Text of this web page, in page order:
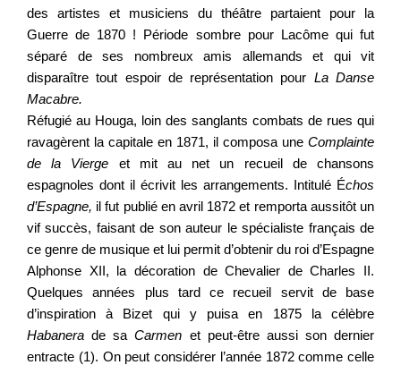
des artistes et musiciens du théâtre partaient pour la
Guerre de 1870 ! Période sombre pour Lacôme qui fut
séparé de ses nombreux amis allemands et qui vit
disparaître tout espoir de représentation pour La Danse
Macabre.
Réfugié au Houga, loin des sanglants combats de rues qui
ravagèrent la capitale en 1871, il composa une Complainte
de la Vierge et mit au net un recueil de chansons
espagnoles dont il écrivit les arrangements. Intitulé Échos
d’Espagne, il fut publié en avril 1872 et remporta aussitôt un
vif succès, faisant de son auteur le spécialiste français de
ce genre de musique et lui permit d’obtenir du roi d’Espagne
Alphonse XII, la décoration de Chevalier de Charles II.
Quelques années plus tard ce recueil servit de base
d’inspiration à Bizet qui y puisa en 1875 la célèbre
Habanera de saCarmen et peut-être aussi son dernier
entracte (1). On peut considérer l’année 1872 comme celle